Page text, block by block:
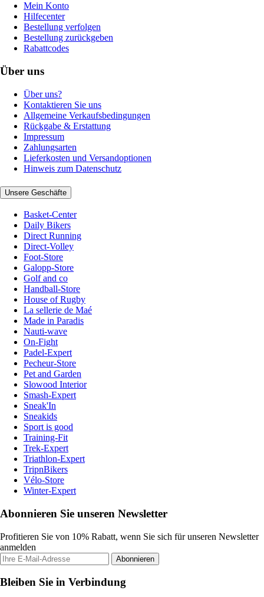
Mein Konto
Hilfecenter
Bestellung verfolgen
Bestellung zurückgeben
Rabattcodes
Über uns
Über uns?
Kontaktieren Sie uns
Allgemeine Verkaufsbedingungen
Rückgabe & Erstattung
Impressum
Zahlungsarten
Lieferkosten und Versandoptionen
Hinweis zum Datenschutz
Unsere Geschäfte
Basket-Center
Daily Bikers
Direct Running
Direct-Volley
Foot-Store
Galopp-Store
Golf and co
Handball-Store
House of Rugby
La sellerie de Maé
Made in Paradis
Nauti-wave
On-Fight
Padel-Expert
Pecheur-Store
Pet and Garden
Slowood Interior
Smash-Expert
Sneak'In
Sneakids
Sport is good
Training-Fit
Trek-Expert
Triathlon-Expert
TripnBikers
Vélo-Store
Winter-Expert
Abonnieren Sie unseren Newsletter
Profitieren Sie von 10% Rabatt, wenn Sie sich für unseren Newsletter
anmelden
Abonnieren
Bleiben Sie in Verbindung